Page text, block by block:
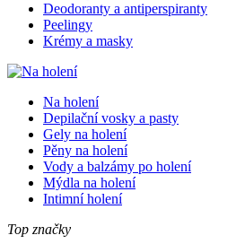
Deodoranty a antiperspiranty
Peelingy
Krémy a masky
Na holení
Depilační vosky a pasty
Gely na holení
Pěny na holení
Vody a balzámy po holení
Mýdla na holení
Intimní holení
Top značky